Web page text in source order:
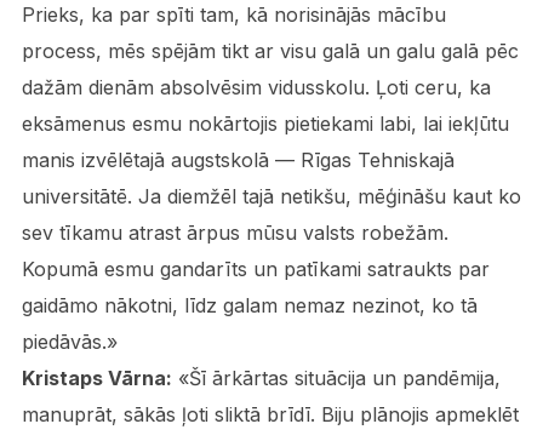
Prieks, ka par spīti tam, kā norisinājās mācību
process, mēs spējām tikt ar visu galā un galu galā pēc
dažām dienām absolvēsim vidusskolu. Ļoti ceru, ka
eksāmenus esmu nokārtojis pietiekami labi, lai iekļūtu
manis izvēlētajā augstskolā — Rīgas Tehniskajā
universitātē. Ja diemžēl tajā netikšu, mēģināšu kaut ko
sev tīkamu atrast ārpus mūsu valsts robežām.
Kopumā esmu gandarīts un patīkami satraukts par
gaidāmo nākotni, līdz galam nemaz nezinot, ko tā
piedāvās.»
Kristaps Vārna: «Šī ārkārtas situācija un pandēmija,
manuprāt, sākās ļoti sliktā brīdī. Biju plānojis apmeklēt